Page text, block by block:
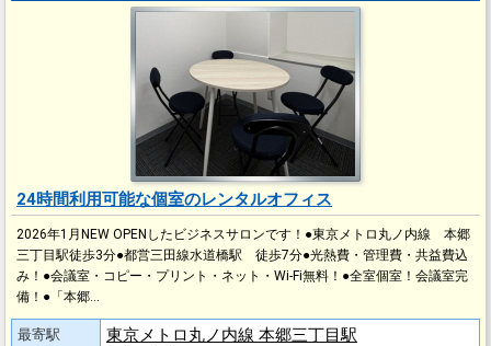
24時間利用可能な個室のレンタルオフィス
2026年1月NEW OPENしたビジネスサロンです！●東京メトロ丸ノ内線 本郷
三丁目駅徒歩3分●都営三田線水道橋駅 徒歩7分●光熱費・管理費・共益費込
み！●会議室・コピー・プリント・ネット・Wi-Fi無料！●全室個室！会議室完
備！●「本郷…
最寄駅
東京メトロ丸ノ内線 本郷三丁目駅